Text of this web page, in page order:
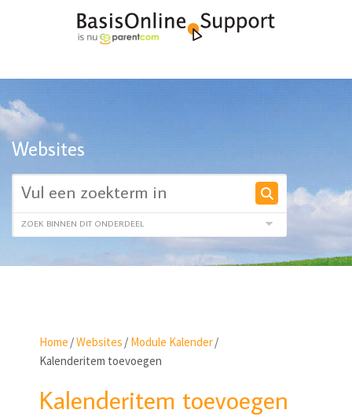
Websites
Home /Websites / Module Kalender/
Kalenderitem toevoegen
Kalenderitem toevoegen